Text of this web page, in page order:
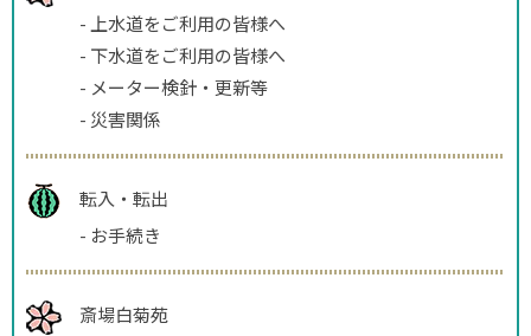
- 上水道をご利用の皆様へ
- 下水道をご利用の皆様へ
- メーター検針・更新等
- 災害関係
転入・転出
- お手続き
斎場白菊苑